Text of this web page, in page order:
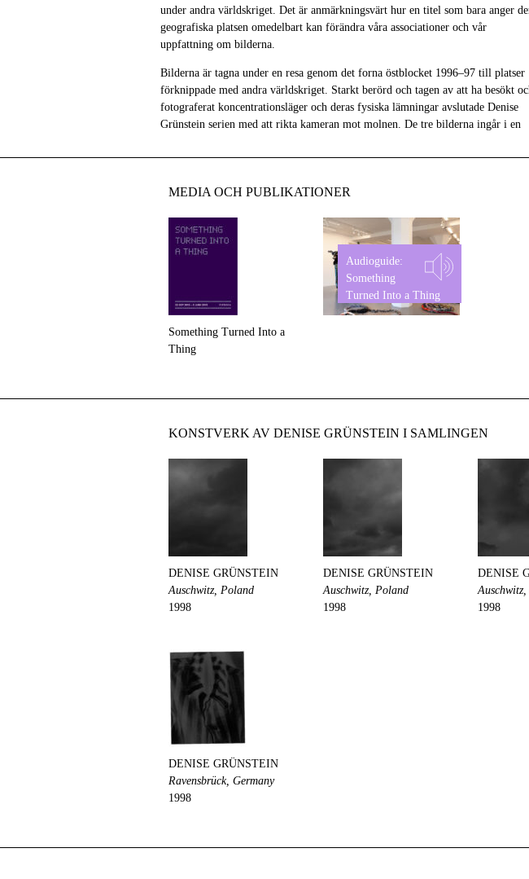
under andra världskriget. Det är anmärkningsvärt hur en titel som bara anger
geografiska platsen omedelbart kan förändra våra associationer och vår
uppfattning om bilderna.
Bilderna är tagna under en resa genom det forna östblocket 1996–97 till platser
förknippade med andra världskriget. Starkt berörd och tagen av att ha besökt
fotograferat koncentrationsläger och deras fysiska lämningar avslutade Denise
Grünstein serien med att rikta kameran mot molnen. De tre bilderna ingår i en
MEDIA OCH PUBLIKATIONER
Something Turned Into a
Thing
Audioguide:
Something
Turned Into a Thing
KONSTVERK AV DENISE GRÜNSTEIN I SAMLINGEN
DENISE GRÜNSTEIN
Auschwitz, Poland
1998
DENISE GRÜNSTEIN
Auschwitz, Poland
1998
DENISE
1998
DENISE GRÜNSTEIN
Ravensbrück, Germany
1998